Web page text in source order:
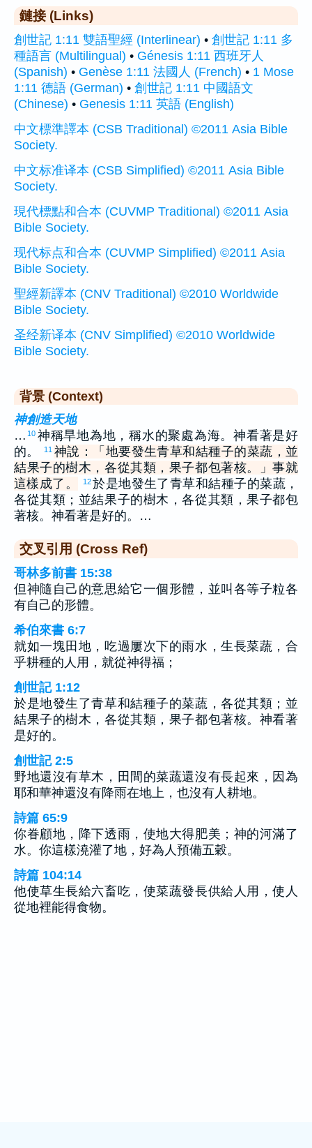
鏈接 (Links)
創世記 1:11 雙語聖經 (Interlinear) • 創世記 1:11 多
種語言 (Multilingual) • Génesis 1:11 西班牙人
(Spanish) • Genèse 1:11 法國人 (French) • 1 Mose
1:11 德語 (German) • 創世記 1:11 中國語文
(Chinese) • Genesis 1:11 英語 (English)
中文標準譯本 (CSB Traditional) ©2011 Asia Bible
Society.
中文标准译本 (CSB Simplified) ©2011 Asia Bible
Society.
現代標點和合本 (CUVMP Traditional) ©2011 Asia
Bible Society.
现代标点和合本 (CUVMP Simplified) ©2011 Asia
Bible Society.
聖經新譯本 (CNV Traditional) ©2010 Worldwide
Bible Society.
圣经新译本 (CNV Simplified) ©2010 Worldwide
Bible Society.
背景 (Context)
神創造天地
… 10 神稱旱地為地，稱水的聚處為海。神看著是好
的。
11 神說：「地要發生青草和結種子的菜蔬，並
結果子的樹木，各從其類，果子都包著核。」事就
這樣成了。
12於是地發生了青草和結種子的菜蔬，
各從其類；並結果子的樹木，各從其類，果子都包
著核。神看著是好的。…
交叉引用 (Cross Ref)
哥林多前書 15:38
但神隨自己的意思給它一個形體，並叫各等子粒各
有自己的形體。
希伯來書 6:7
就如一塊田地，吃過屢次下的雨水，生長菜蔬，合
乎耕種的人用，就從神得福；
創世記 1:12
於是地發生了青草和結種子的菜蔬，各從其類；並
結果子的樹木，各從其類，果子都包著核。神看著
是好的。
創世記 2:5
野地還沒有草木，田間的菜蔬還沒有長起來，因為
耶和華神還沒有降雨在地上，也沒有人耕地。
詩篇 65:9
你眷顧地，降下透雨，使地大得肥美；神的河滿了
水。你這樣澆灌了地，好為人預備五穀。
詩篇 104:14
他使草生長給六畜吃，使菜蔬發長供給人用，使人
從地裡能得食物。